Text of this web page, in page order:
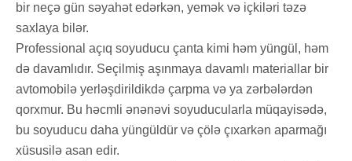
bir neçə gün səyahət edərkən, yemək və içkiləri təzə
saxlaya bilər.
Professional açıq soyuducu çanta kimi həm yüngül, həm
də davamlıdır. Seçilmiş aşınmaya davamlı materiallar bir
avtomobilə yerləşdirildikdə çarpma və ya zərbələrdən
qorxmur. Bu həcmli ənənəvi soyuducularla müqayisədə,
bu soyuducu daha yüngüldür və çölə çıxarkən aparmağı
xüsusilə asan edir.